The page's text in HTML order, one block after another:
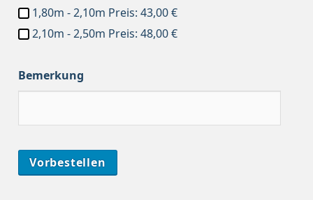
1,80m - 2,10m Preis: 43,00 €
2,10m - 2,50m Preis: 48,00 €
Bemerkung